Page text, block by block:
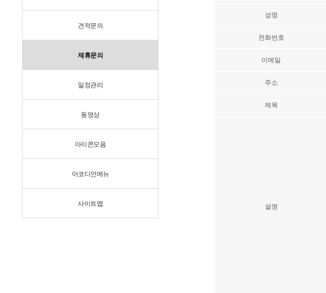
견적문의
제휴문의
일정관리
동영상
아이콘모음
아코디언메뉴
사이트맵
성명
전화번호
이메일
주소
제목
설명